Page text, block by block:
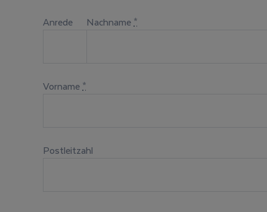
Anrede Nachname*
Vorname*
Postleitzahl